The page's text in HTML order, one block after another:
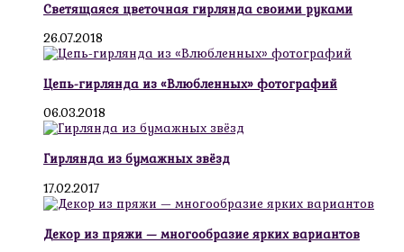
Светящаяся цветочная гирлянда своими руками
26.07.2018
Цепь-гирлянда из «Влюбленных» фотографий
06.03.2018
Гирлянда из бумажных звёзд
17.02.2017
Декор из пряжи — многообразие ярких вариантов